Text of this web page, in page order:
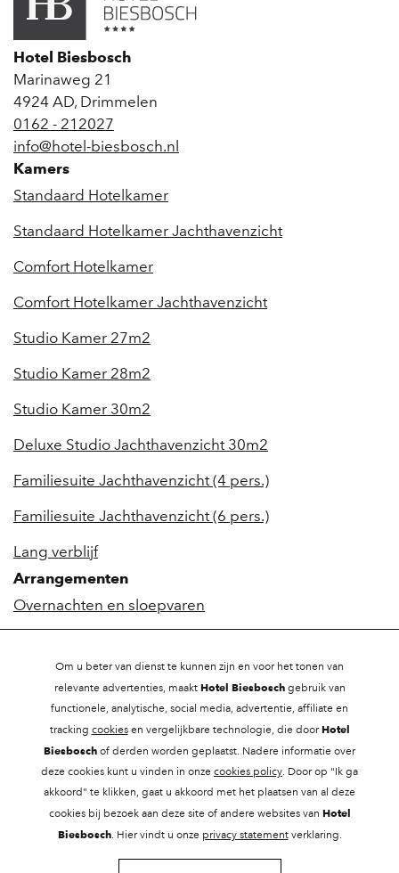
Hotel Biesbosch
Marinaweg 21
4924 AD, Drimmelen
0162 - 212027
info@hotel-biesbosch.nl
Kamers
Standaard Hotelkamer
Standaard Hotelkamer Jachthavenzicht
Comfort Hotelkamer
Comfort Hotelkamer Jachthavenzicht
Studio Kamer 27m2
Studio Kamer 28m2
Studio Kamer 30m2
Deluxe Studio Jachthavenzicht 30m2
Familiesuite Jachthavenzicht (4 pers.)
Familiesuite Jachthavenzicht (6 pers.)
Lang verblijf
Arrangementen
Overnachten en sloepvaren
Biesbosch & Zilvermeeuw Arrangement
Hotel & Wellness Arrangement
Heb je een vraag?
met ons op.
Vacatures
Cookies
Om u beter van dienst te kunnen zijn en voor het tonen van
relevante advertenties, maakt Hotel Biesboschgebruik van
functionele, analytische, social media, advertentie, affiliate en
tracking cookiesen vergelijkbare technologie, die doorHotel
Biesbosch of derden worden geplaatst. Nadere informatie over
deze cookies kunt u vinden in onze cookies policy. Door op "Ik ga
akkoord" te klikken, gaat u akkoord met het plaatsen van al deze
cookies bij bezoek aan deze site of andere websites van Hotel
Biesbosch. Hier vindt u onze privacy statementverklaring.